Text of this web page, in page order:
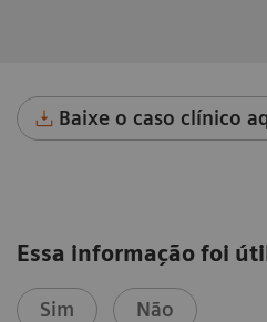
Baixe o caso clínico
Essa informação foi
Sim Não